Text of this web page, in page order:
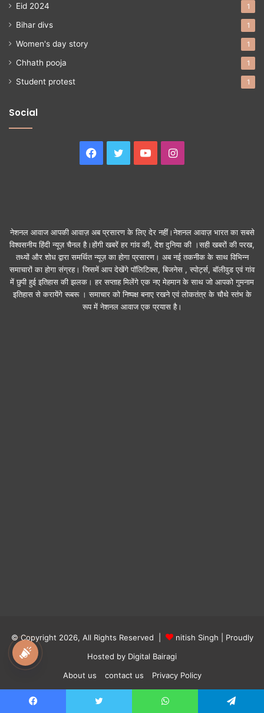
Eid 2024 1
Bihar divs 1
Women's day story 1
Chhath pooja 1
Student protest 1
Social
Facebook
Twitter YouTubeInstagram
नेशनल आवाज आपकी आवाज़ अब प्रसारण के लिए देर नहीं।नेशनल आवाज़ भारत का सबसे
विश्वसनीय हिंदी न्यूज़ चैनल है।होंगी खबरें हर गांव की, देश दुनिया की ।सही खबरों की परख,
तथ्यों और शोध द्वारा समर्थित न्यूज़ का होगा प्रसारण। अब नई तकनीक के साथ विभिन्न
समाचारों का होगा संग्रह। जिसमें आप देखेंगे पॉलिटिक्स, बिजनेस , स्पोर्ट्स, बॉलीवुड एवं गांव
में छुपी हुई इतिहास की झलक। हर सप्ताह मिलेंगे एक नए मेहमान के साथ जो आपको गुमनाम
इतिहास से करायेंगे रूबरू । समाचार को निष्पक्ष बनाए रखने एवं लोकतंत्र के चौथे स्तंभ के
रूप में नेशनल आवाज एक प्रयास है।
© Copyright 2026, All Rights Reserved | nitish Singh | Proudly
Hosted by Digital Bairagi
About us
contact us Privacy Policy
Facebook YouTubeInstagram